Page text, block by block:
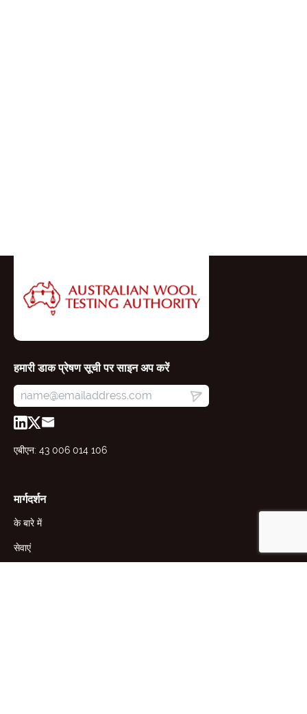
हमारी डाक प्रेषण सूची पर साइन अप करें
एबीएन: 43 006 014 106
मार्गदर्शन
के बारे में
सेवाएं